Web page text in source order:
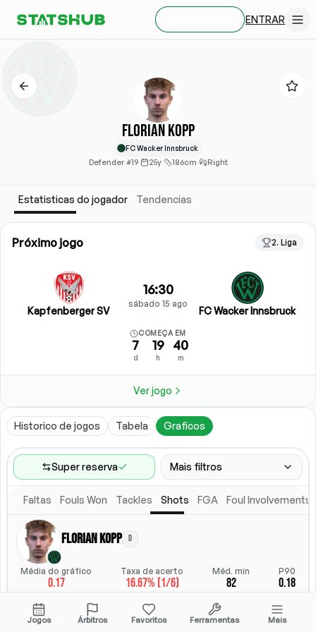
ENTRAR
Florian Kopp
FC Wacker Innsbruck
Defender·#19· 25y· 186cm· Right
Estatisticas do jogador Tendencias
Próximo jogo 2. Liga
Kapfenberger SV
16:30
sábado 15 ago
FC Wacker Innsbruck
COMEÇA EM
7
d
19
h
40
m
Ver jogo
Historico de jogos Tabela Graficos
Super reserva Mais filtros
Faixa de jogos
Ultimos 60 jogos
Competicoes
Ligas(4
Todos
Escalacao titular
Escalacao titular
Faltas Fouls Won Tackles Shots FGA Foul Involvements
Florian Kopp D
Média do gráfico
0.17
Taxa de acerto
16.67% (1/6)
Méd. min
82
P90
0.18
StatsHub.com
Jogos Árbitros Favoritos Ferramentas Mais